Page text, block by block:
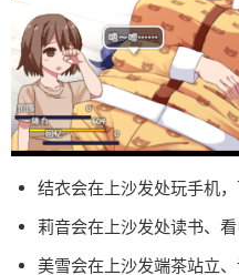
结衣会在上沙发处玩手机
莉音会在上沙发处读书、看
美雪会在上沙发端茶站立